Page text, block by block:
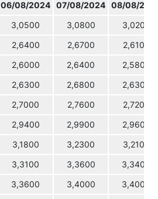
06/08/2024 07/08/2024 08/08/
3,0500 3,0800 3,0200
2,6400 2,6700 2,6100
2,6000 2,6400 2,5800
2,6300 2,6800 2,6300
2,7000 2,7600 2,7200
2,9400 2,9900 2,9600
3,1800 3,2300 3,2100
3,3100 3,3600 3,3400
3,3600 3,4000 3,4000